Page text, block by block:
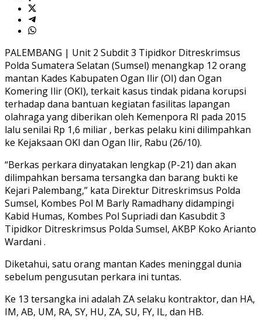
PALEMBANG | Unit 2 Subdit 3 Tipidkor Ditreskrimsus
Polda Sumatera Selatan (Sumsel) menangkap 12 orang
mantan Kades Kabupaten Ogan Ilir (OI) dan Ogan
Komering Ilir (OKI), terkait kasus tindak pidana korupsi
terhadap dana bantuan kegiatan fasilitas lapangan
olahraga yang diberikan oleh Kemenpora RI pada 2015
lalu senilai Rp 1,6 miliar , berkas pelaku kini dilimpahkan
ke Kejaksaan OKI dan Ogan Ilir, Rabu (26/10).
“Berkas perkara dinyatakan lengkap (P-21) dan akan
dilimpahkan bersama tersangka dan barang bukti ke
Kejari Palembang,” kata Direktur Ditreskrimsus Polda
Sumsel, Kombes Pol M Barly Ramadhany didampingi
Kabid Humas, Kombes Pol Supriadi dan Kasubdit 3
Tipidkor Ditreskrimsus Polda Sumsel, AKBP Koko Arianto
Wardani .
Diketahui, satu orang mantan Kades meninggal dunia
sebelum pengusutan perkara ini tuntas.
Ke 13 tersangka ini adalah ZA selaku kontraktor, dan HA,
IM, AB, UM, RA, SY, HU, ZA, SU, FY, IL, dan HB.